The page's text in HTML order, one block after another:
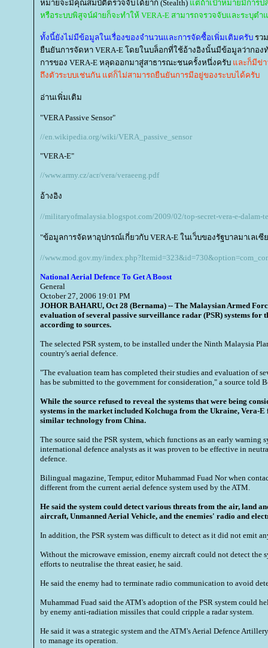
หมายจะมีคุณสมบัติตรวจจับได้ยาก (Stealth) ต่ถ้าเป้าหมายมีการป
หรือระบบพิสูจน์ฝ่ายก็จะทำให้ VERA-E สามารถจรวจจับและระบุต
ทั้งนี้ยังไม่มีข้อมูลในเรื่องของจำนวนและการจัดซื้อเพิ่มเติมครับ รว
นยันการจัดหา VERA-E โดยในบล็อกที่ใช้อ้างอิงนั้นมีข้อมูลว่ากอง
การของ VERA-E หลุดออกมาสู่สาธารณะชนครั้งหนึ่งครับ ละก็มีข่าว
ถึงตัวระบบเช่นกัน แต่ก็ไม่สามารถยืนยันการมีอยู่ของระบบได้ครับ
อ่านเพิ่มเติม
"VERA Passive Sensor"
//en.wikipedia.org/wiki/VERA_passive_sensor
"VERA-E"
//www.army.cz/acr/vera/veraeeng.pdf
อ้างอิง
//militaryofmalaysia.blogspot.com/2009/02/top-secret-vera-e-dalam-
"ข้อมูลการจัดหาอุปกรณ์เกี่ยวกับ VERA-E ในเว็บของรัฐบาลมาเลเซี
//www.mod.gov.my/
National Aerial Defence To Get A Boost
General
October 27, 2006 19:01 PM
JOHOR BAHARU, Oct 28 (Bernama) -- The Malaysian Armed
evaluation of several passive surveillance radar (PSR) systems for
according to sources.
The selected PSR system, to be installed under the Ninth Malaysia
country's aerial defence.
"The evaluation team has completed their studies and evaluation of
has be submitted to the government for consideration," a source told
While the source refused to reveal the systems that were being
systems in the market included Kolchuga from the Ukraine, Vera-E
similar technology from China.
The source said the PSR system, which functions as an early warning
international defence analysts as it was proven to be effective in
defence.
Bilingual magazine, Tempur, editor Muhammad Fuad Nor when
different from the current aerial defence system used by the ATM.
He said the system could detect various threats from the air, land
aircraft, Unmanned Aerial Vehicle, and the enemies' radio and
In addition, the PSR system was difficult to detect as it did not emit
Without the microwave emission, enemy aircraft could not detect the
efforts to neutralise the threat easier, he said.
He said the enemy had to terminate radio communication to avoid
Muhammad Fuad said the ATM's adoption of the PSR system could
by enemy anti-radiation missiles that could cripple a radar system.
He said it was a strategic system and the ATM's Aerial Defence
to manage its operation.